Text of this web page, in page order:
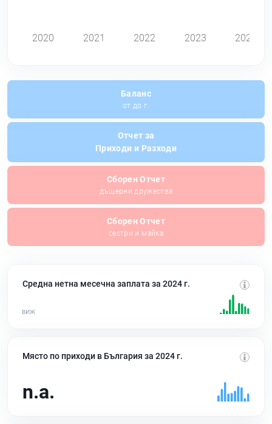
2020 2021 2022 2023 2024
Баланс
от до г.
Отчет за
Приходи и Разходи
Сборен Отчет
дъщерни дружества
Сборен Отчет
сестри и майка
Средна нетна месечна заплата за 2024 г.
Място по приходи в България за 2024 г.
n.a.